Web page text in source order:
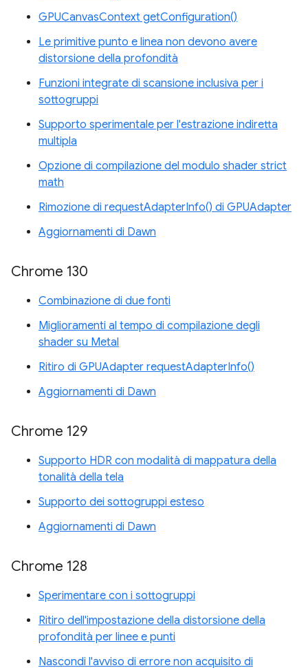
GPUCanvasContext getConfiguration()
Le primitive punto e linea non devono avere
distorsione della profondità
Funzioni integrate di scansione inclusiva per i
sottogruppi
Supporto sperimentale per l'estrazione indiretta
multipla
Opzione di compilazione del modulo shader strict
math
Rimozione di requestAdapterInfo() di GPUAdapter
Aggiornamenti di Dawn
Chrome 130
Combinazione di due fonti
Miglioramenti al tempo di compilazione degli
shader su Metal
Ritiro di GPUAdapter requestAdapterInfo()
Aggiornamenti di Dawn
Chrome 129
Supporto HDR con modalità di mappatura della
tonalità della tela
Supporto dei sottogruppi esteso
Aggiornamenti di Dawn
Chrome 128
Sperimentare con i sottogruppi
Ritiro dell'impostazione della distorsione della
profondità per linee e punti
Nascondi l'avviso di errore non acquisito di